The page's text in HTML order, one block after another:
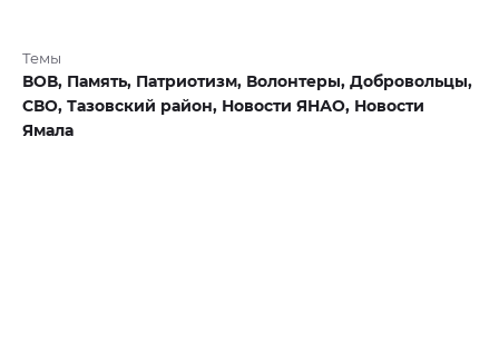
Темы
ВОВ, Память, Патриотизм, Волонтеры, Добровольцы,
СВО, Тазовский район, Новости ЯНАО, Новости
Ямала